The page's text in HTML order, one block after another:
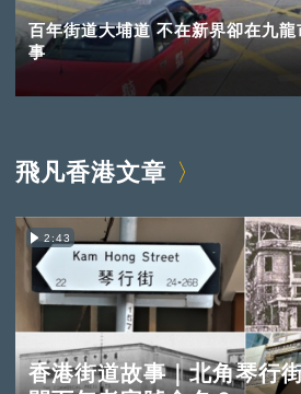
百年街道大埔道 不在新界卻在九
事
飛凡香港文章
2:43
香港街道故事｜北角琴行